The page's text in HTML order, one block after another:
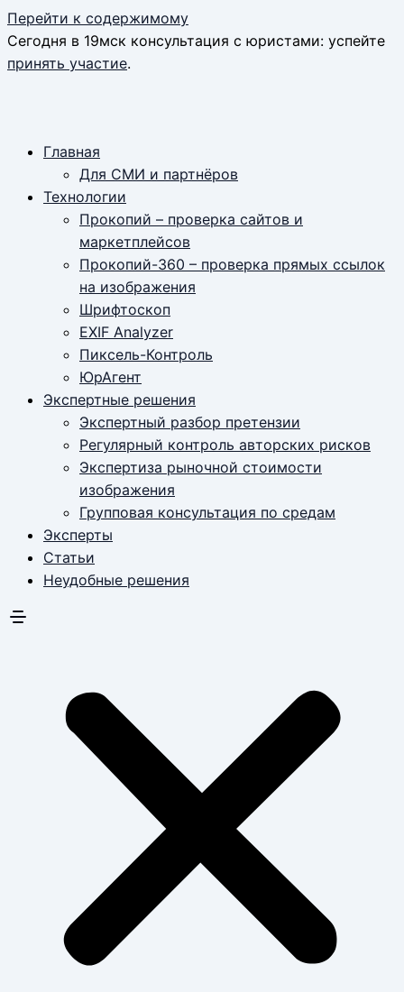
Перейти к содержимому
Сегодня в 19мск консультация с юристами: успейте
принять участие.
Главная
Для СМИ и партнёров
Технологии
Прокопий – проверка сайтов и
маркетплейсов
Прокопий-360 – проверка прямых ссылок
на изображения
Шрифтоскоп
EXIF Analyzer
Пиксель-Контроль
ЮрАгент
Экспертные решения
Экспертный разбор претензии
Регулярный контроль авторских рисков
Экспертиза рыночной стоимости
изображения
Групповая консультация по средам
Эксперты
Статьи
Неудобные решения